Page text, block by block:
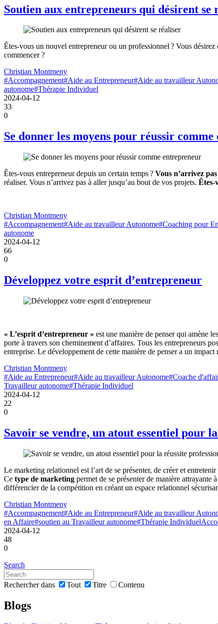
Soutien aux entrepreneurs qui désirent se
Êtes-vous un nouvel entrepreneur ou un professionnel ? Vous
commencer ?
Christian Montmeny
#Accompagnement#Aide au Entrepreneur#Aide au travailleur
autonome#Thérapie Individuel
2024-04-12
33
0
Se donner les moyens pour réussir
Êtes-vous entrepreneur depuis un certain temps ? Vous n’arrivez
réaliser. Vous n’arrivez pas à aller jusqu’au bout de vos projets. Êtes-
Christian Montmeny
#Accompagnement#Aide au travailleur Autonome#Coaching pour
autonome
2024-04-12
66
0
Développez votre esprit d’entrepreneur
« L’esprit d’entrepreneur » est une manière de penser qui amène
porte à travers son cheminement d’affaires. Tous les entrepreneurs
entreprise. Le développement de cette manière de penser a un
Christian Montmeny
#Aide au Entrepreneur#Aide au travailleur Autonome#Coache
Travailleur autonome#Thérapie Individuel
2024-04-12
22
0
Savoir se vendre, un atout essentiel pour
Le marketing relationnel est l’art de se présenter, de créer et
Ce type de marketing permet de se présenter de manière
différencier de la compétition en créant un espace relationnel
Christian Montmeny
#Accompagnement#Aide au Entrepreneur#Aide au travailleur
en Affaire#soutien au Travailleur autonome#Thérapie Individuel
2024-04-12
48
0
Search
Rechercher dans Tout Titre Contenu
Blogs